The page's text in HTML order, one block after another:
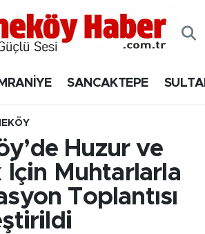
SANCAKTEPE
Huzur ve
İçin Muhtarlarla
Toplantısı
Durumu ve Fikstür